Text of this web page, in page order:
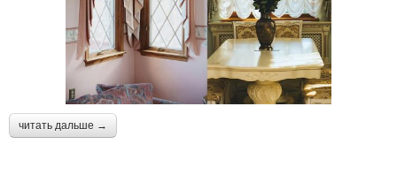
Стильные шторы Шторы перед началом
читать дальше →